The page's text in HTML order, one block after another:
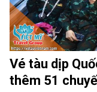
Vé tàu dịp
thêm 51